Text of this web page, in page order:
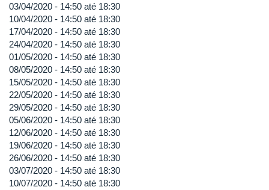
03/04/2020 - 14:50 até 18:30
10/04/2020 - 14:50 até 18:30
17/04/2020 - 14:50 até 18:30
24/04/2020 - 14:50 até 18:30
01/05/2020 - 14:50 até 18:30
08/05/2020 - 14:50 até 18:30
15/05/2020 - 14:50 até 18:30
22/05/2020 - 14:50 até 18:30
29/05/2020 - 14:50 até 18:30
05/06/2020 - 14:50 até 18:30
12/06/2020 - 14:50 até 18:30
19/06/2020 - 14:50 até 18:30
26/06/2020 - 14:50 até 18:30
03/07/2020 - 14:50 até 18:30
10/07/2020 - 14:50 até 18:30